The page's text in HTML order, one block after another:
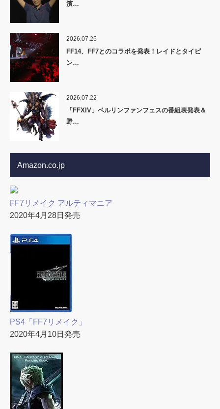
濱…
2026.07.25
FF14、FF7とのコラボを発表！レイドとタイピ
ン…
2026.07.22
「FFXIV」ベルリンファンフェスの番組表発表＆
野…
Amazon.co.jp
FF7リメイク アルティマニア
2020年4月28日発売
PS4「FF7リメイク」
2020年4月10日発売